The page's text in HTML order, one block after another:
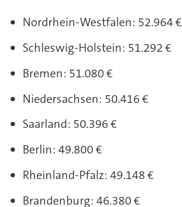
Nordrhein-Westfalen: 52.964 €
Schleswig-Holstein: 51.292 €
Bremen: 51.080 €
Niedersachsen: 50.416 €
Saarland: 50.396 €
Berlin: 49.800 €
Rheinland-Pfalz: 49.148 €
Brandenburg: 46.380 €